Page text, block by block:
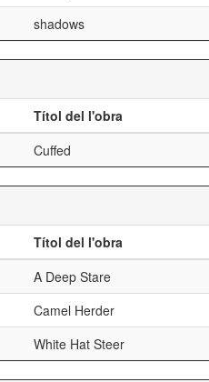
shadows
Títol del l'obra
Cuffed
Títol del l'obra
A Deep Stare
Camel Herder
White Hat Steer